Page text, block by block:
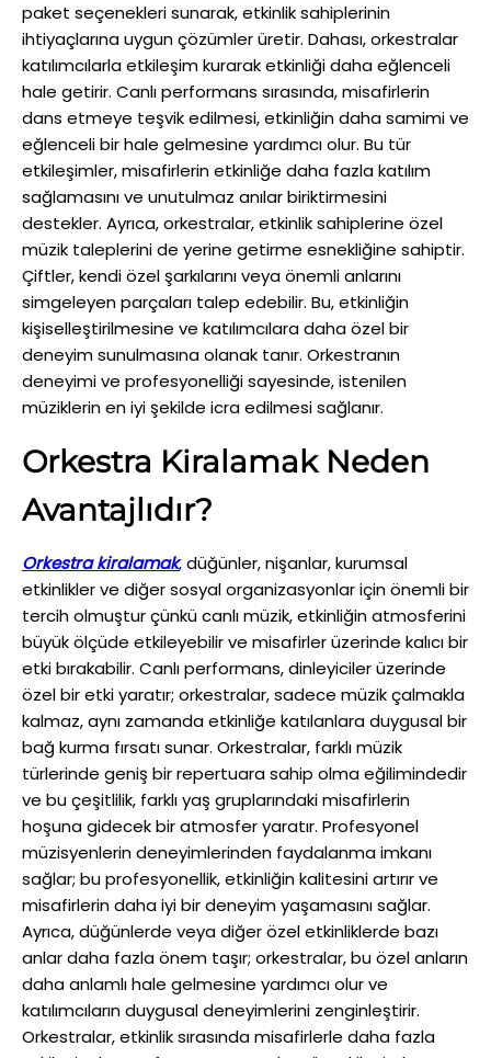
paket seçenekleri sunarak, etkinlik sahiplerinin
ihtiyaçlarına uygun çözümler üretir. Dahası, orkestralar
katılımcılarla etkileşim kurarak etkinliği daha eğlenceli
hale getirir. Canlı performans sırasında, misafirlerin
dans etmeye teşvik edilmesi, etkinliğin daha samimi ve
eğlenceli bir hale gelmesine yardımcı olur. Bu tür
etkileşimler, misafirlerin etkinliğe daha fazla katılım
sağlamasını ve unutulmaz anılar biriktirmesini
destekler. Ayrıca, orkestralar, etkinlik sahiplerine özel
müzik taleplerini de yerine getirme esnekliğine sahiptir.
Çiftler, kendi özel şarkılarını veya önemli anlarını
simgeleyen parçaları talep edebilir. Bu, etkinliğin
kişiselleştirilmesine ve katılımcılara daha özel bir
deneyim sunulmasına olanak tanır. Orkestranın
deneyimi ve profesyonelliği sayesinde, istenilen
müziklerin en iyi şekilde icra edilmesi sağlanır.
Orkestra Kiralamak Neden
Avantajlıdır?
Orkestra kiralamak,düğünler, nişanlar, kurumsal
etkinlikler ve diğer sosyal organizasyonlar için önemli bir
tercih olmuştur çünkü canlı müzik, etkinliğin atmosferini
büyük ölçüde etkileyebilir ve misafirler üzerinde kalıcı bir
etki bırakabilir. Canlı performans, dinleyiciler üzerinde
özel bir etki yaratır; orkestralar, sadece müzik çalmakla
kalmaz, aynı zamanda etkinliğe katılanlara duygusal bir
bağ kurma fırsatı sunar. Orkestralar, farklı müzik
türlerinde geniş bir repertuara sahip olma eğilimindedir
ve bu çeşitlilik, farklı yaş gruplarındaki misafirlerin
hoşuna gidecek bir atmosfer yaratır. Profesyonel
müzisyenlerin deneyimlerinden faydalanma imkanı
sağlar; bu profesyonellik, etkinliğin kalitesini artırır ve
misafirlerin daha iyi bir deneyim yaşamasını sağlar.
Ayrıca, düğünlerde veya diğer özel etkinliklerde bazı
anlar daha fazla önem taşır; orkestralar, bu özel anların
daha anlamlı hale gelmesine yardımcı olur ve
katılımcıların duygusal deneyimlerini zenginleştirir.
Orkestralar, etkinlik sırasında misafirlerle daha fazla